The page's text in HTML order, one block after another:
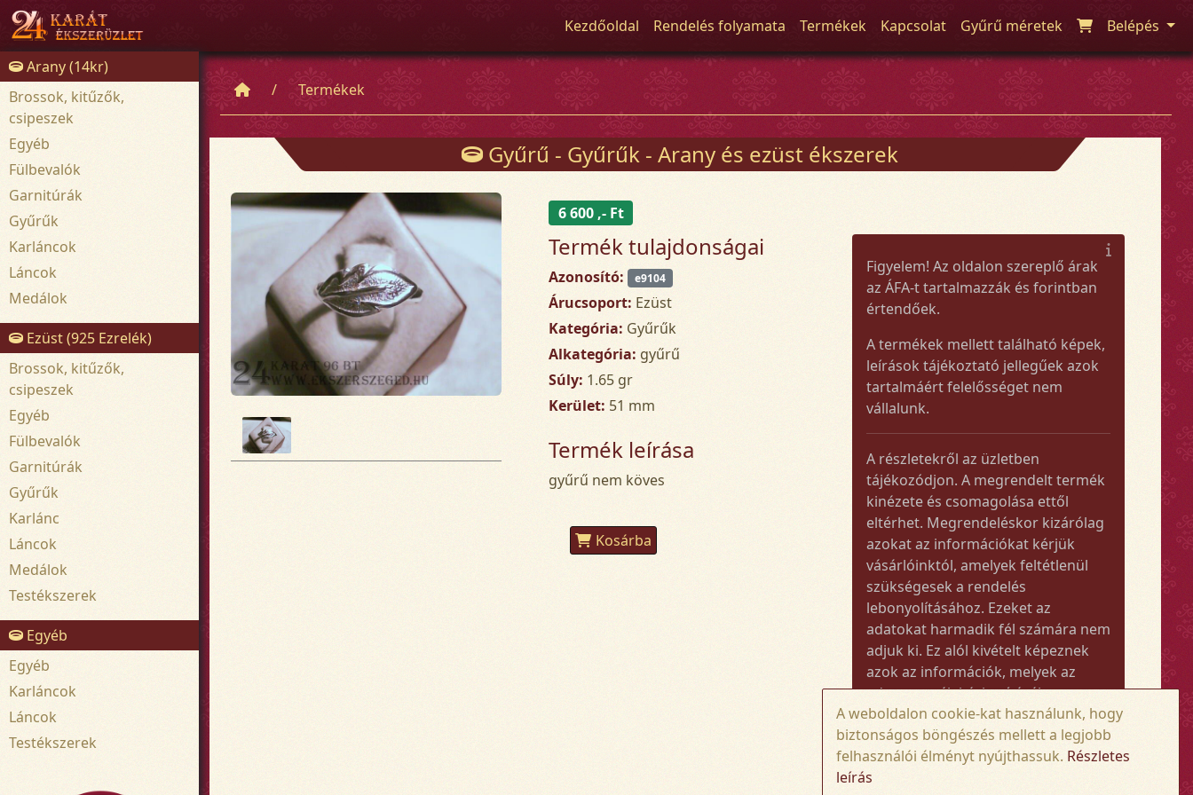
Kezdőoldal Rendelés folyamata Termékek Kapcsolat Gyűrű méretek Belépés
Arany (14kr)
Brossok, kitűzők,
csipeszek
Egyéb
Fülbevalók
Garnitúrák
Gyűrűk
Karláncok
Láncok
Medálok
Ezüst (925 Ezrelék)
Brossok, kitűzők,
csipeszek
Egyéb
Fülbevalók
Garnitúrák
Gyűrűk
Karlánc
Láncok
Medálok
Testékszerek
Egyéb
Egyéb
Karláncok
Láncok
Testékszerek
Termékek
Gyűrű - Gyűrűk - Arany és ezüst ékszerek
6 600 ,- Ft
Termék tulajdonságai
Azonosító: e9104
Árucsoport: Ezüst
Kategória: Gyűrűk
Alkategória: gyűrű
Súly: 1.65 gr
Kerület: 51 mm
Termék leírása
gyűrű nem köves
Kosárba
Figyelem! Az oldalon szereplő árak
az ÁFA-t tartalmazzák és forintban
értendőek.
A termékek mellett található képek,
leírások tájékoztató jellegűek azok
tartalmáért felelősséget nem
vállalunk.
A részletekről az üzletben
tájékozódjon. A megrendelt termék
kinézete és csomagolása ettől
eltérhet. Megrendeléskor kizárólag
azokat az információkat kérjük
vásárlóinktól, amelyek feltétlenül
szükségesek a rendelés
lebonyolításához. Ezeket az
adatokat harmadik fél számára nem
adjuk ki. Ez alól kivételt képeznek
azok az információk, melyek az
adott termék kézbesítéséhez vagy
kiszállításához szükségesek.
Amennyiben a megrendelt termék
összege meghaladja az 50.000 Ft-ot,
A weboldalon cookie-kat használunk, hogy
biztonságos böngészés mellett a legjobb
felhasználói élményt nyújthassuk. Részletes
leírás